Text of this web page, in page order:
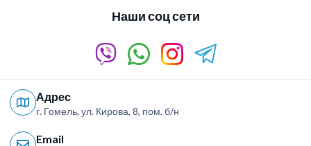
Наши соц сети
Адрес
г. Гомель, ул. Кирова, 8, пом. б/н
Email